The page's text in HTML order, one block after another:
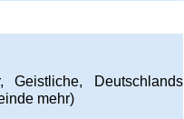
Deutschlands
mehr)